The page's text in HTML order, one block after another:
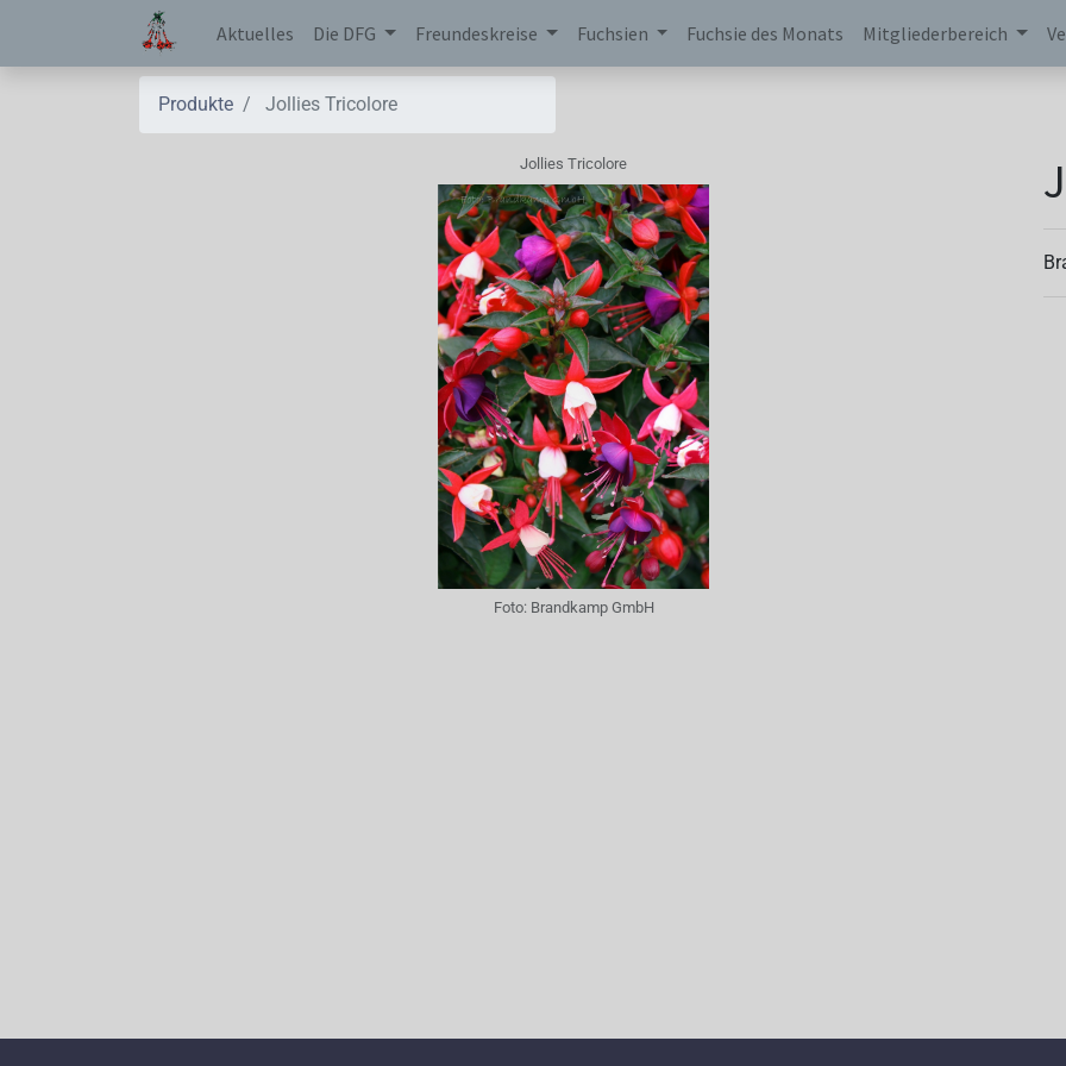
Aktuelles Die DFG Freundeskreise Fuchsien Fuchsie des Monats Mitgliederbereich
Produkte Jollies Tricolore
Jollies Tricolore
Foto: Brandkamp GmbH